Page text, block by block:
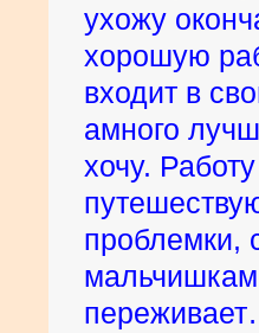
ухожу
хорошую
входит в
амного
хочу.
проблемки,